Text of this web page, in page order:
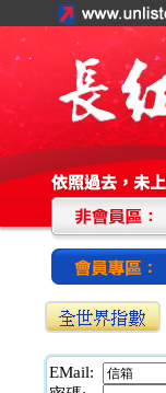
EMail: